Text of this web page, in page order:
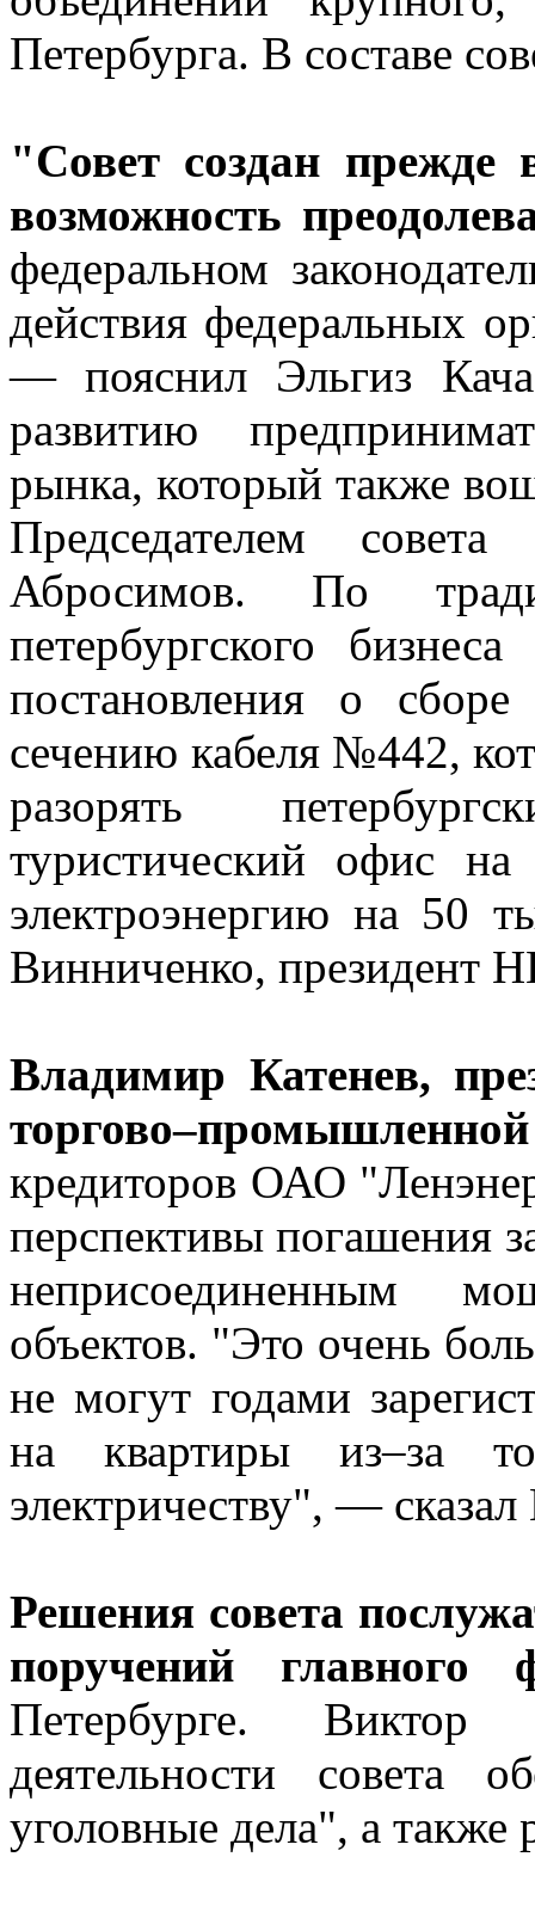
Петербурга. В составе
"Совет создан прежде
возможность
федеральном
действия федеральных
— пояснил Эльгиз
развитию
рынка, который также
Председателем
Абросимов. По
петербургского
постановления о
сечению кабеля №442,
разорять
туристический офис
электроэнергию на 50
Винниченко, президент
Владимир Катенев,
кредиторов ОАО
перспективы погашения
неприсоединенным
объектов. "Это очень
не могут годами
на квартиры из–за
электричеству", —
Решения совета
поручений главного
Петербурге.
деятельности совета
уголовные дела", а также